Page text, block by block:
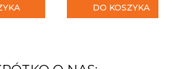
DO KOSZYKA